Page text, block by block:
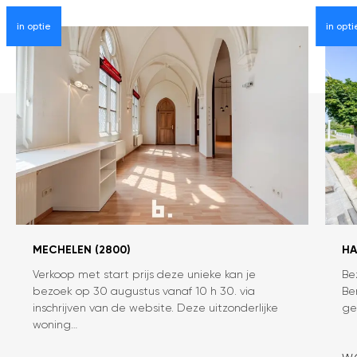
in optie
Kloosterwoning
Patershof
MECHELEN (2800)
Verkoop met start prijs deze unieke kan je
bezoek op 30 augustus vanaf 10 h 30. via
inschrijven van de website. Deze uitzonderlijke
woning…
in
in
te